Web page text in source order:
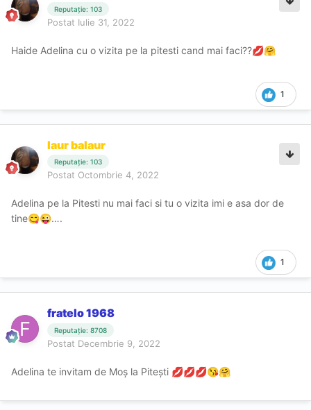
Reputație: 103
Postat Iulie 31, 2022
Haide Adelina cu o vizita pe la pitesti cand mai faci??💋🤗
1
laur balaur
Reputație: 103
Postat Octombrie 4, 2022
Adelina pe la Pitesti nu mai faci si tu o vizita imi e asa dor de
tine😋😜….
1
fratelo 1968
Reputație: 8708
Postat Decembrie 9, 2022
Adelina te invitam de Moș la Pitești 💋💋💋😘🤗